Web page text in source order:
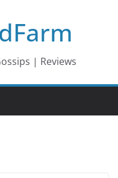
| Reviews